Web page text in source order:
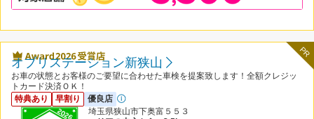
PR
オブリステーション新狭山
お車の状態とお客様のご要望に合わせた車検を提案致します！全額クレジッ
トカード決済ＯＫ！
特典あり
早割り
優良店
埼玉県狭山市下奥富５５３